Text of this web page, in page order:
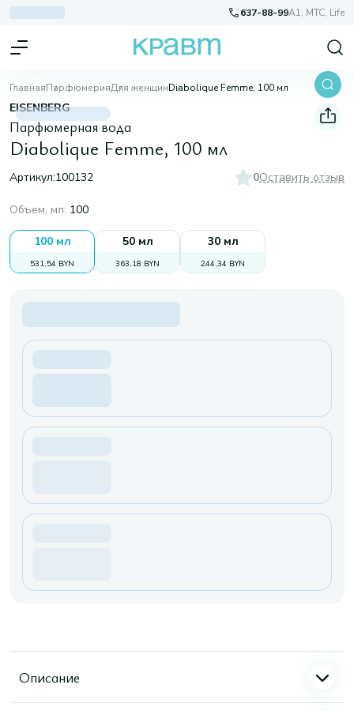
637-88-99A1, МТС, Life
ГлавнаяПарфюмерияДля женщинDiabolique Femme, 100 мл
EISENBERG
Парфюмерная вода
Diabolique Femme, 100 мл
Артикул:100132 0Оставить отзыв
Объем, мл: 100
100 мл
531,54 BYN
50 мл
363,18 BYN
30 мл
244,34 BYN
Описание